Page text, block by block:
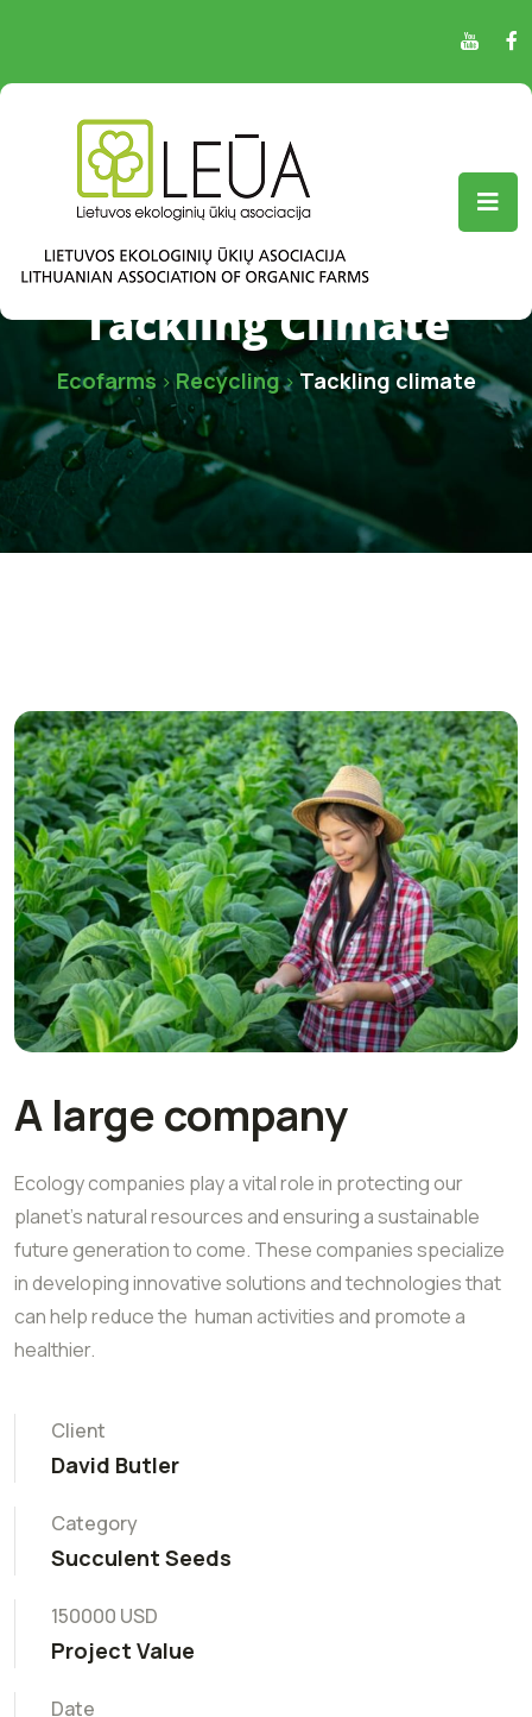
Tackling Climate
Ecofarms >Recycling> Tackling climate
A large company
Ecology companies play a vital role in protecting our
planet's natural resources and ensuring a sustainable
future generation to come. These companies specialize
in developing innovative solutions and technologies that
can help reduce the human activities and promote a
healthier.
Client
David Butler
Category
Succulent Seeds
150000 USD
Project Value
Date